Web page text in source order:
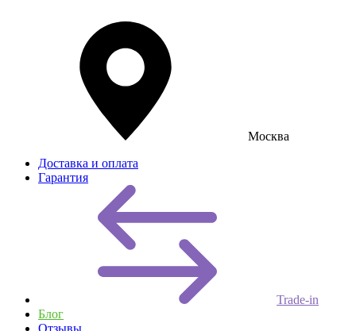
Москва
Доставка и оплата
Гарантия
Trade-in
Блог
Отзывы